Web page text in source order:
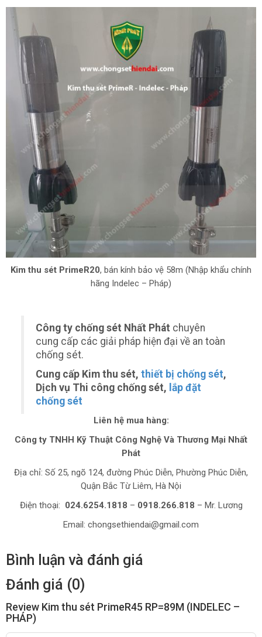
Kim thu sét PrimeR20, bán kính bảo vệ 58m (Nhập khẩu chính
hãng Indelec – Pháp)
Công ty chống sét Nhất Phát chuyên
cung cấp các giải pháp hiện đại về an toàn
chống sét.
Cung cấp Kim thu sét,thiết bị chống sét,
Dịch vụ Thi công chống sét, lắp đặt
chống sét
Liên hệ mua hàng:
Công ty TNHH Kỹ Thuật Công Nghệ Và Thương Mại Nhất
Phát
Địa chỉ: Số 25, ngõ 124, đường Phúc Diễn, Phường Phúc Diễn,
Quận Bắc Từ Liêm, Hà Nội
Điện thoại: 024.6254.1818 – 0918.266.818 – Mr. Lương
Email: chongsethiendai@gmail.com
Bình luận và đánh giá
Đánh giá (0)
Review Kim thu sét PrimeR45 RP=89M (INDELEC –
PHÁP)